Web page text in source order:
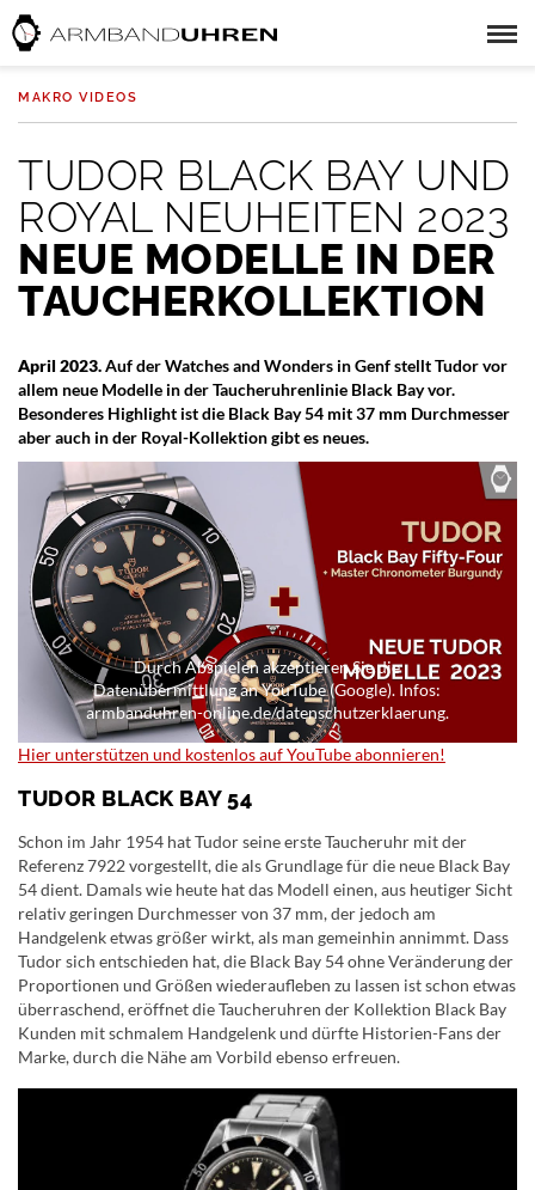
MAKRO VIDEOS
TUDOR BLACK BAY UND
ROYAL NEUHEITEN 2023
NEUE MODELLE IN DER
TAUCHERKOLLEKTION
April 2023.Auf der Watches and Wonders in Genf stellt Tudor vor
allem neue Modelle in der Taucheruhrenlinie Black Bay vor.
Besonderes Highlight ist die Black Bay 54 mit 37 mm Durchmesser
aber auch in der Royal-Kollektion gibt es neues.
Durch Abspielen akzeptieren Sie die
Datenübermittlung an YouTube (Google). Infos:
armbanduhren-online.de/datenschutzerklaerung.
Hier unterstützen und kostenlos auf YouTube abonnieren!
TUDOR BLACK BAY 54
Schon im Jahr 1954 hat Tudor seine erste Taucheruhr mit der
Referenz 7922 vorgestellt, die als Grundlage für die neue Black Bay
54 dient. Damals wie heute hat das Modell einen, aus heutiger Sicht
relativ geringen Durchmesser von 37 mm, der jedoch am
Handgelenk etwas größer wirkt, als man gemeinhin annimmt. Dass
Tudor sich entschieden hat, die Black Bay 54 ohne Veränderung der
Proportionen und Größen wiederaufleben zu lassen ist schon etwas
überraschend, eröffnet die Taucheruhren der Kollektion Black Bay
Kunden mit schmalem Handgelenk und dürfte Historien-Fans der
Marke, durch die Nähe am Vorbild ebenso erfreuen.